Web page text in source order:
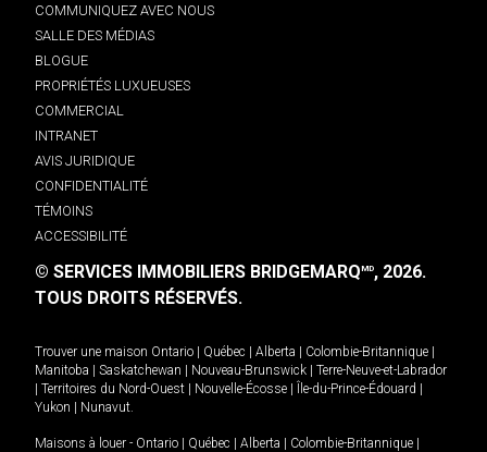
COMMUNIQUEZ AVEC NOUS
SALLE DES MÉDIAS
BLOGUE
PROPRIÉTÉS LUXUEUSES
COMMERCIAL
INTRANET
AVIS JURIDIQUE
CONFIDENTIALITÉ
TÉMOINS
ACCESSIBILITÉ
© SERVICES IMMOBILIERS BRIDGEMARQMD, 2026.
TOUS DROITS RÉSERVÉS.
Trouver une maison Ontario | Québec | Alberta | Colombie-Britannique |
Manitoba | Saskatchewan | Nouveau-Brunswick | Terre-Neuve-et-Labrador
| Territoires du Nord-Ouest | Nouvelle-Écosse | Île-du-Prince-Édouard |
Yukon | Nunavut
Maisons à louer - Ontario | Québec | Alberta | Colombie-Britannique |